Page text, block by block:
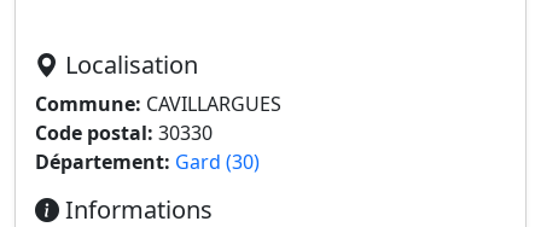
Localisation
Commune: CAVILLARGUES
Code postal: 30330
Département: Gard (30)
Informations